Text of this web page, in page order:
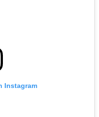
Instagram